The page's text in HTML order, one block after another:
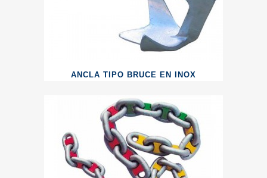
ANCLA TIPO BRUCE EN INOX